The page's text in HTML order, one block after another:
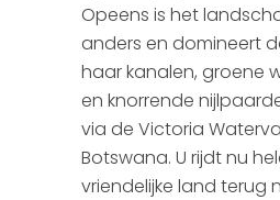
Ecuador
Madagascar
Tanzania & Kenia
Colombia
SGR
Presentaties
Opeens is het
anders en domineert
haar kanalen, groene
en knorrende
via de Victoria
Botswana. U rijdt nu
vriendelijke land terug